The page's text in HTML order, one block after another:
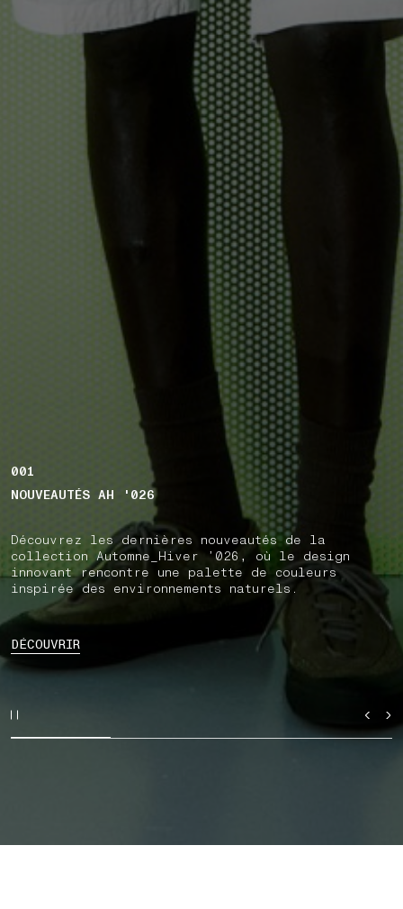
001
NOUVEAUTÉS AH '026
Découvrez les dernières nouveautés de la
collection Automne_Hiver ’026, où le design
innovant rencontre une palette de couleurs
inspirée des environnements naturels.
DÉCOUVRIR